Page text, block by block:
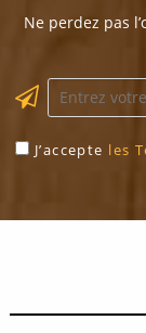
Ne perdez pas
J’accepte les